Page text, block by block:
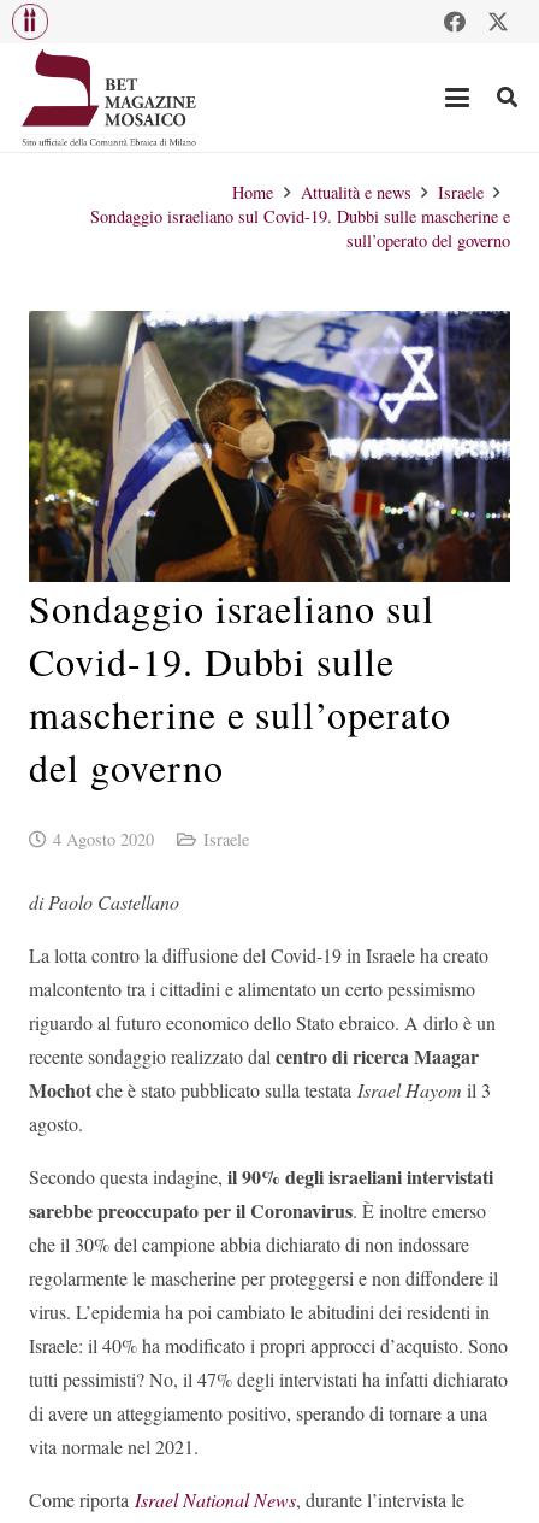
Home Attualità e news
Israele
Sondaggio israeliano sul Covid-19. Dubbi sulle mascherine e
sull’operato del governo
Sondaggio israeliano sul
Covid-19. Dubbi sulle
mascherine e sull’operato
del governo
4 Agosto 2020 Israele
di Paolo Castellano
La lotta contro la diffusione del Covid-19 in Israele ha creato
malcontento tra i cittadini e alimentato un certo pessimismo
riguardo al futuro economico dello Stato ebraico. A dirlo è un
recente sondaggio realizzato dalcentro di ricerca Maagar
Mochotche è stato pubblicato sulla testata Israel Hayom il 3
agosto.
Secondo questa indagine, il 90% degli israeliani intervistati
sarebbe preoccupato per il Coronavirus. È inoltre emerso
che il 30% del campione abbia dichiarato di non indossare
regolarmente le mascherine per proteggersi e non diffondere il
virus. L’epidemia ha poi cambiato le abitudini dei residenti in
Israele: il 40% ha modificato i propri approcci d’acquisto. Sono
tutti pessimisti? No, il 47% degli intervistati ha infatti dichiarato
di avere un atteggiamento positivo, sperando di tornare a una
vita normale nel 2021.
Come riporta Israel National News, durante l’intervista le